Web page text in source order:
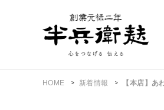
HOME 新着情報 【本店】あ